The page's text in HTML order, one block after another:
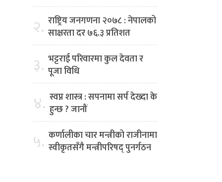
२. राष्ट्रिय जनगणना २०७८ : नेपालको
साक्षरता दर ७६.३ प्रतिशत
३. भट्टराई परिवारमा कुल देवता र
पूजा विधि
४. स्वप्न शास्त्र : सपनामा सर्प देख्दा के
हुन्छ ? जानौं
५. कर्णालीका चार मन्त्रीको राजीनामा
स्वीकृतसँगै मन्त्रीपरिषद् पुनर्गठन